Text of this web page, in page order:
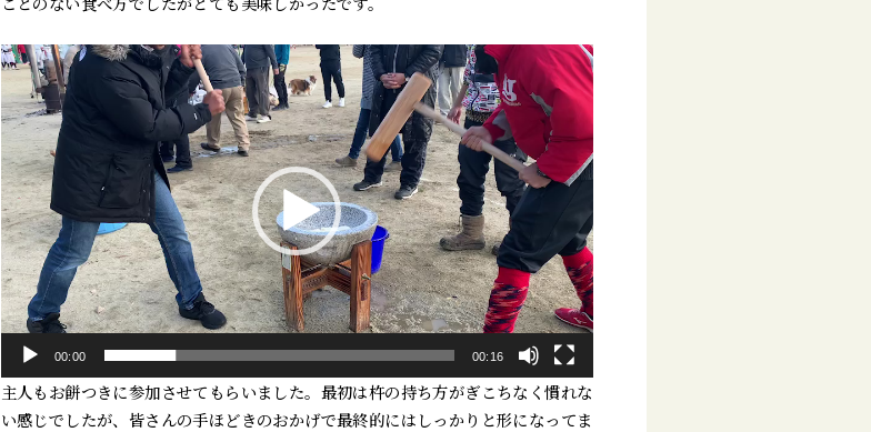
動
画
プ
レ
ー
ヤ
ー
00:00 00:16
主人もお餅つきに参加させてもらいました。最初は杵の持ち方がぎこちなく慣れな
い感じでしたが、皆さんの手ほどきのおかげで最終的にはしっかりと形になってま